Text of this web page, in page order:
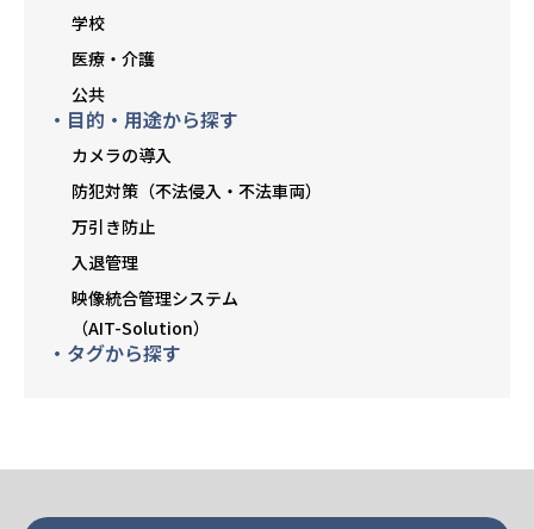
学校
医療・介護
公共
・目的・用途から探す
カメラの導入
防犯対策（不法侵入・不法車両）
万引き防止
入退管理
映像統合管理システム
（AIT-Solution）
・タグから探す